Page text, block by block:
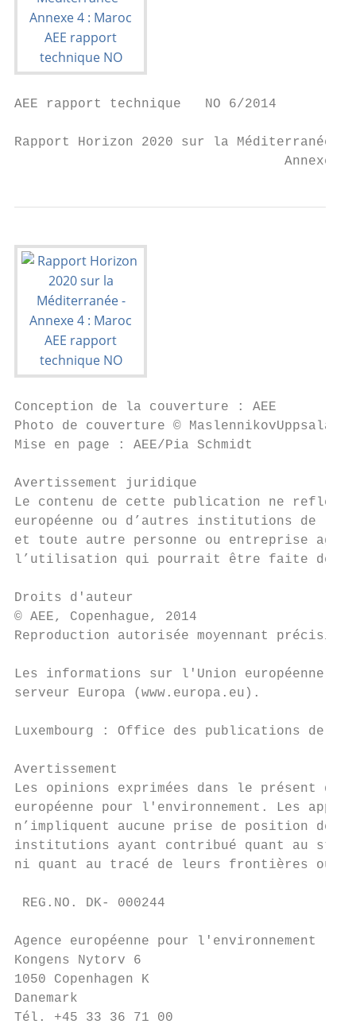
AEE rapport technique   NO 6/2014
Rapport Horizon 2020 sur la Méditerranée
Annexe 4
Conception de la couverture : AEE
Photo de couverture © MaslennikovUppsala
Mise en page : AEE/Pia Schmidt
Avertissement juridique
Le contenu de cette publication ne reflète
européenne ou d’autres institutions de
et toute autre personne ou entreprise
l’utilisation qui pourrait être faite des
Droits d'auteur
© AEE, Copenhague, 2014
Reproduction autorisée moyennant
Les informations sur l'Union européenne
serveur Europa (www.europa.eu).
Luxembourg : Office des publications de
Avertissement
Les opinions exprimées dans le présent
européenne pour l'environnement. Les
n’impliquent aucune prise de position de
institutions ayant contribué quant au
ni quant au tracé de leurs frontières ou
REG.NO. DK- 000244
Agence européenne pour l'environnement
Kongens Nytorv 6
1050 Copenhagen K
Danemark
Tél. +45 33 36 71 00